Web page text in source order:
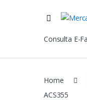
Consulta E-
Home
ACS355